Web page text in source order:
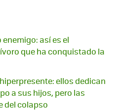
así es el
que ha conquistado la
ellos dedican
a sus hijos, pero las
del colapso